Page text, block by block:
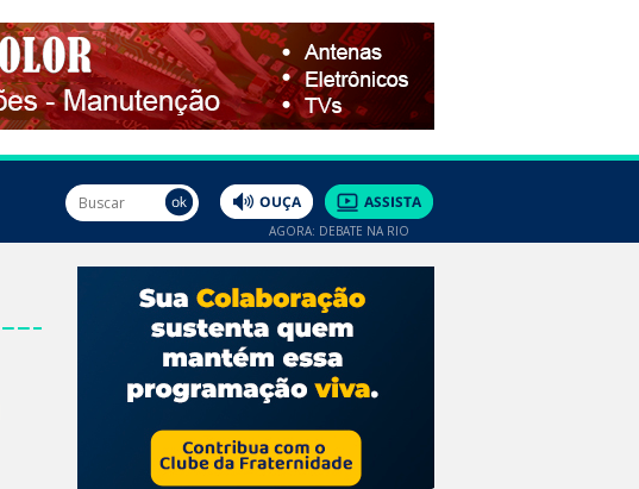
AGORA: DEBATE NA RIO